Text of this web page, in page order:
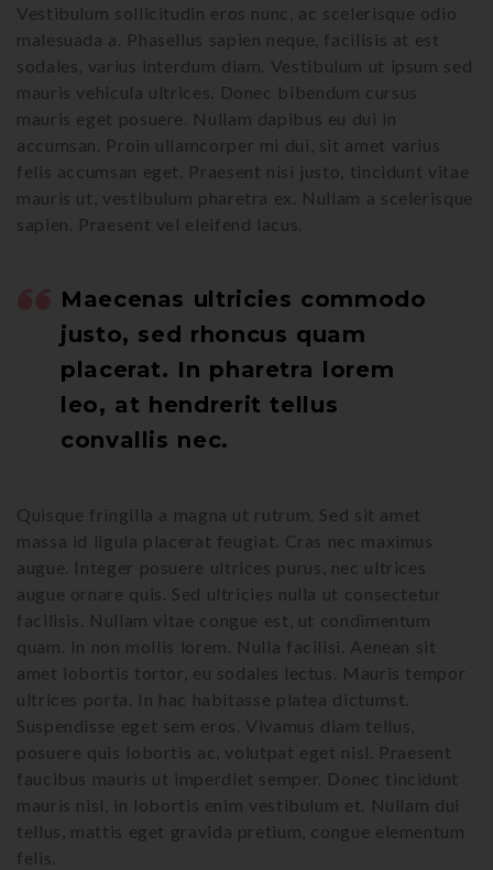
Vestibulum sollicitudin eros nunc, ac scelerisque odio
malesuada a. Phasellus sapien neque, facilisis at est
sodales, varius interdum diam. Vestibulum ut ipsum sed
mauris vehicula ultrices. Donec bibendum cursus
mauris eget posuere. Nullam dapibus eu dui in
accumsan. Proin ullamcorper mi dui, sit amet varius
felis accumsan eget. Praesent nisi justo, tincidunt vitae
mauris ut, vestibulum pharetra ex. Nullam a scelerisque
sapien. Praesent vel eleifend lacus.
Maecenas ultricies commodo
justo, sed rhoncus quam
placerat. In pharetra lorem
leo, at hendrerit tellus
convallis nec.
Quisque fringilla a magna ut rutrum. Sed sit amet
massa id ligula placerat feugiat. Cras nec maximus
augue. Integer posuere ultrices purus, nec ultrices
augue ornare quis. Sed ultricies nulla ut consectetur
facilisis. Nullam vitae congue est, ut condimentum
quam. In non mollis lorem. Nulla facilisi. Aenean sit
amet lobortis tortor, eu sodales lectus. Mauris tempor
ultrices porta. In hac habitasse platea dictumst.
Suspendisse eget sem eros. Vivamus diam tellus,
posuere quis lobortis ac, volutpat eget nisl. Praesent
faucibus mauris ut imperdiet semper. Donec tincidunt
mauris nisl, in lobortis enim vestibulum et. Nullam dui
tellus, mattis eget gravida pretium, congue elementum
felis.